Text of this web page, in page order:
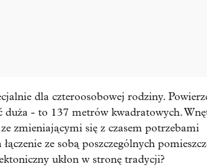
dla czteroosobowej rodziny.
duża - to 137 metrów kwadratowych.
zmieniającymi się z czasem potrzebami
ze sobą poszczególnych
ukłon w stronę tradycji?